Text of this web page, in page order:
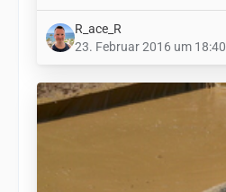
R_ace_R
23. Februar 2016 um 18:40